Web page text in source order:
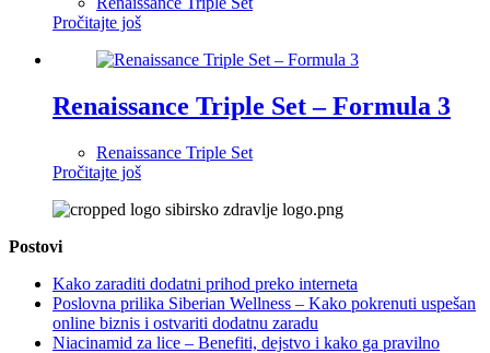
Pročitajte još
Renaissance Triple Set – Formula 3
Renaissance Triple Set
Pročitajte još
Postovi
Kako zaraditi dodatni prihod preko interneta
Poslovna prilika Siberian Wellness – Kako pokrenuti uspešan
online biznis i ostvariti dodatnu zaradu
Niacinamid za lice – Benefiti, dejstvo i kako ga pravilno